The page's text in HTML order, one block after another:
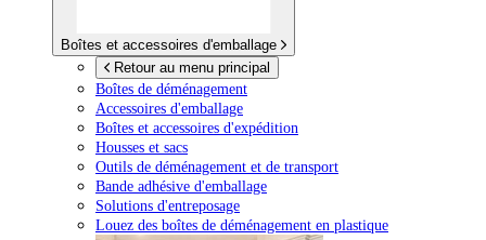
Boîtes et accessoires d'emballage
Retour au menu principal
Boîtes de déménagement
Accessoires d'emballage
Boîtes et accessoires d'expédition
Housses et sacs
Outils de déménagement et de transport
Bande adhésive d'emballage
Solutions d'entreposage
Louez des boîtes de déménagement en plastique